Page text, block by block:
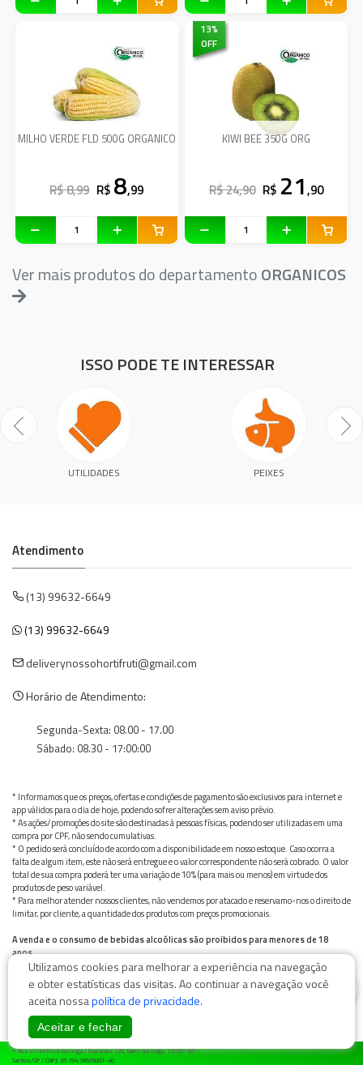
MILHO VERDE FLD 500G ORGANICO
R$ 8,99 R$ 8,99
13%
OFF
KIWI BEE 350G ORG
R$ 24,90 R$ 21,90
Ver mais produtos do departamentoORGANICOS
ISSO PODE TE INTERESSAR
UTILIDADES PEIXES
Atendimento
(13) 99632-6649
(13) 99632-6649
deliverynossohortifruti@gmail.com
Horário de Atendimento:
Segunda-Sexta: 08.00 - 17.00
Sábado: 08.30 - 17:00:00
* Informamos que os preços, ofertas e condições de pagamento são exclusivos para internet e
app válidos para o dia de hoje, podendo sofrer alterações sem aviso prévio.
* As ações/promoções do site são destinadas à pessoas físicas, podendo ser utilizadas em uma
compra por CPF, não sendo cumulativas.
* O pedido será concluído de acordo com a disponibilidade em nosso estoque. Caso ocorra a
falta de algum item, este não será entregue e o valor correspondente não será cobrado. O valor
total de sua compra poderá ter uma variação de 10% (para mais ou menos) em virtude dos
produtos de peso variável.
* Para melhor atender nossos clientes, não vendemos por atacado e reservamo-nos o direito de
limitar, por cliente, a quantidade dos produtos com preços promocionais.
A venda e o consumo de bebidas alcoólicas são proibidos para menores de 18
anos.
Bebida alcoólica pode causar dependência química e, em excesso, provoca graves males à saúde.
Beba com moderação
© Nosso Hortifruti Gonzaga / Rua Goiás 128, Bairro Gonzaga, 11050-101 -
Santos/SP / CNPJ: 35.794.786/0001-40
Utilizamos cookies para melhorar a experiência na navegação
e obter estatísticas das visitas. Ao continuar a navegação você
aceita nossapolítica de privacidade.
Aceitar e fechar